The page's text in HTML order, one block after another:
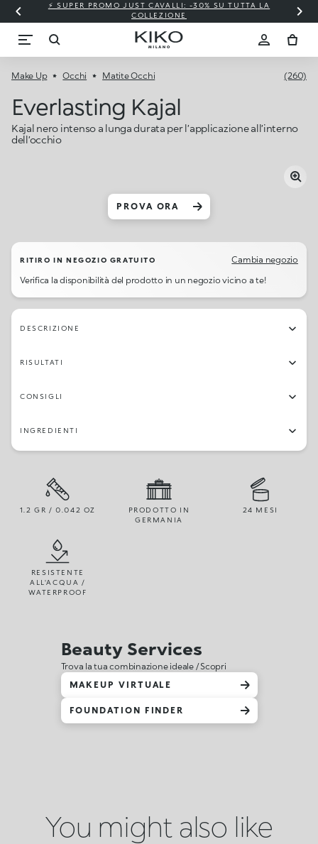
⚡ SUPER PROMO JUST CAVALLI: -30% SU TUTTA LA
COLLEZIONE
Make Up Occhi Matite Occhi (260)
Everlasting Kajal
Kajal nero intenso a lunga durata per l’applicazione all’interno
dell’occhio
PROVA ORA
RITIRO IN NEGOZIO GRATUITO
Cambia negozio
Verifica la disponibilità del prodotto in un negozio vicino a te!
DESCRIZIONE
RISULTATI
CONSIGLI
INGREDIENTI
1.2 GR / 0.042 OZ
PRODOTTO IN
GERMANIA
24 MESI
RESISTENTE
ALL'ACQUA /
WATERPROOF
Beauty Services
Trova la tua combinazione ideale / Scopri
MAKEUP VIRTUALE
FOUNDATION FINDER
You might also like